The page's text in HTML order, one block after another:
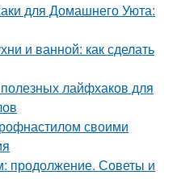
для Домашнего Уюта:
и ванной: как сделать
лайфхаков для
своими
продолжение. Советы и